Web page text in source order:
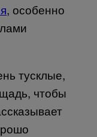
, особенно
тусклые,
чтобы